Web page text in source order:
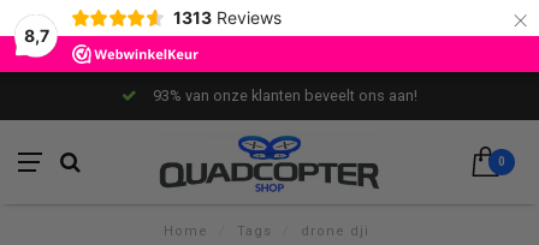
8,7
1313 Reviews ×
93% van onze klanten beveelt ons aan!
0
Home Tags drone dji